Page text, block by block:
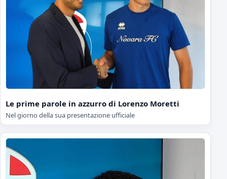
Le prime parole in azzurro di Lorenzo Moretti
Nel giorno della sua presentazione ufficiale